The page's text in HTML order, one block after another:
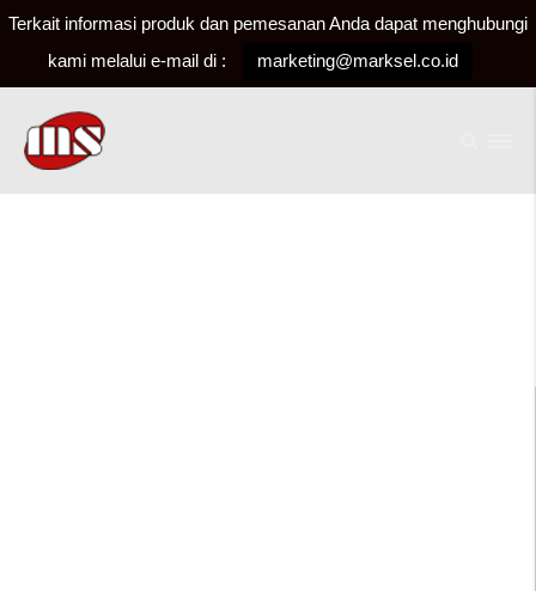
Terkait informasi produk dan pemesanan Anda dapat menghubungi
kami melalui e-mail di :
marketing@marksel.co.id